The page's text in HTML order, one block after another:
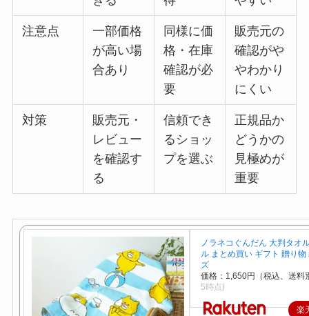
注意点
一部価格
が高い場
合あり
同様に価
格・在庫
確認が必
要
販売元の
確認がや
やわかり
にくい
対策
販売元・
レビュー
を確認す
る
信頼でき
るショッ
プを選ぶ
正規品か
どうかの
見極めが
重要
ノラネコぐんだん 大判タオ
ル まとめ買い ギフト 贈り物
ズ
価格：1,650円（税込、送料
5時点)
楽